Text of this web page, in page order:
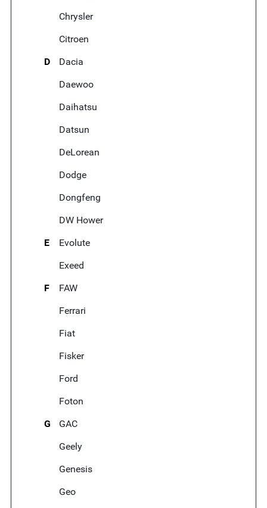
Chrysler
Citroen
D
Dacia
Daewoo
Daihatsu
Datsun
DeLorean
Dodge
Dongfeng
DW Hower
E
Evolute
Exeed
F
FAW
Ferrari
Fiat
Fisker
Ford
Foton
G
GAC
Geely
Genesis
Geo